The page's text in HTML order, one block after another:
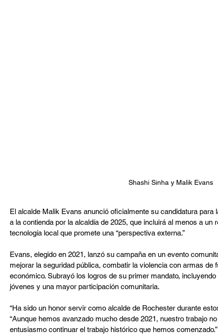
Shashi Sinha y Malik Evans
El alcalde Malik Evans anunció oficialmente su candidatura
a la contienda por la alcaldía de 2025, que incluirá al menos a
tecnología local que promete una “perspectiva externa.”
Evans, elegido en 2021, lanzó su campaña en un evento
mejorar la seguridad pública, combatir la violencia con armas
económico. Subrayó los logros de su primer mandato,
jóvenes y una mayor participación comunitaria.
“Ha sido un honor servir como alcalde de Rochester durante
“Aunque hemos avanzado mucho desde 2021, nuestro trabajo
entusiasmo continuar el trabajo histórico que hemos comenzado.”